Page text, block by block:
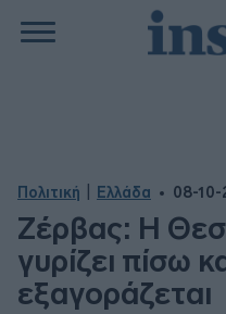
Πολιτική Ελλάδα 08-10-
Ζέρβας: Η
γυρίζει πίσω
εξαγοράζεται